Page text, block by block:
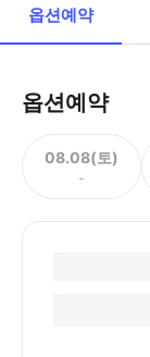
옵션예약
옵션예약
08.08(토)
-